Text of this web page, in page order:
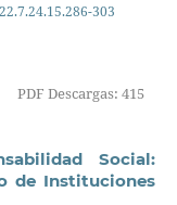
303
PDF Descargas: 415
Social:
de Instituciones